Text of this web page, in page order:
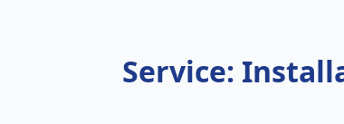
Service: